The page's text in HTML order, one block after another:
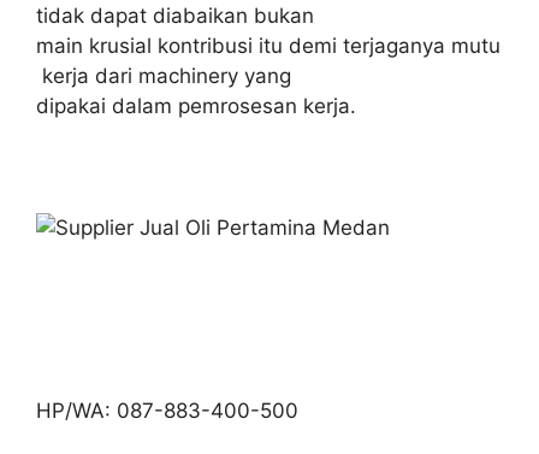
tidak dapat diabaikan bukan
main krusial kontribusi itu demi terjaganya mutu
kerja dari machinery yang
dipakai dalam pemrosesan kerja.
HP/WA: 087-883-400-500